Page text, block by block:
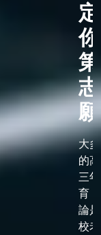
志
大
的
三
育
論
校老